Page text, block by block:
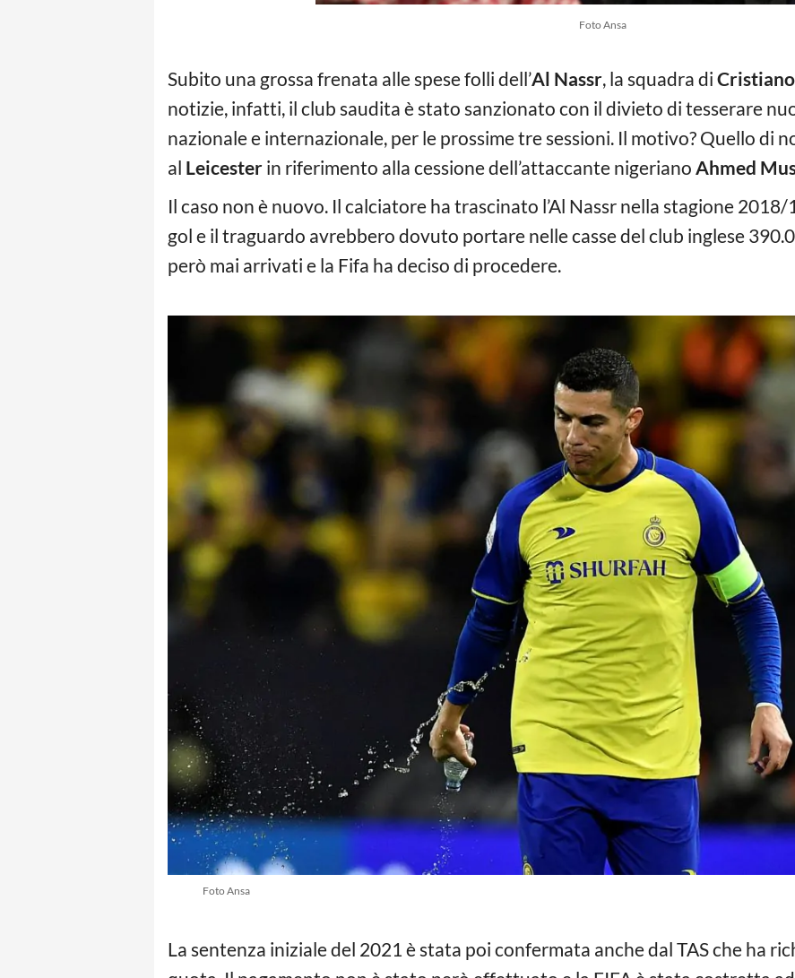
Foto Ansa
Subito una grossa frenata alle spese folli dell’Al Nassr, la squadra di
notizie, infatti, il club saudita è stato sanzionato con il divieto di tesserare
nazionale e internazionale, per le prossime tre sessioni. Il motivo? Quello di
al Leicester in riferimento alla cessione dell’attaccante nigeriano Ahmed
Il caso non è nuovo. Il calciatore ha trascinato l’Al Nassr nella stagione
gol e il traguardo avrebbero dovuto portare nelle casse del club inglese
però mai arrivati e la Fifa ha deciso di procedere.
Foto Ansa
La sentenza iniziale del 2021 è stata poi confermata anche dal TAS che ha